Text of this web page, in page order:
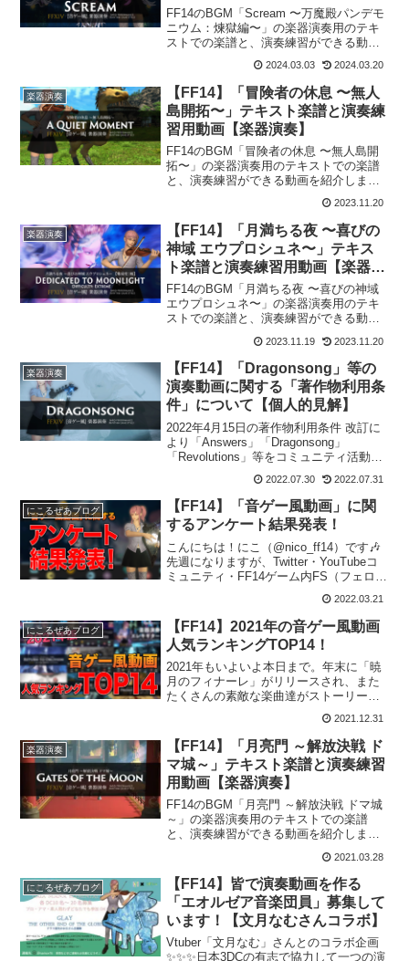
奏】
FF14のBGM「Scream 〜万魔殿パンデモ
ニウム：煉獄編〜」の楽器演奏用のテキ
ストでの楽譜と、演奏練習ができる動画
“Scream” Bard Performance. Pl...
2024.03.03 2024.03.20
楽器演奏
【FF14】「冒険者の休息 〜無人
島開拓〜」テキスト楽譜と演奏練
習用動画【楽器演奏】
FF14のBGM「冒険者の休息 〜無人島開
拓〜」の楽器演奏用のテキストでの楽譜
と、演奏練習ができる動画を紹介しま
す。This is the score for “A Quiet
Moment” Bard Performance. Pleas...
2023.11.20
楽器演奏
【FF14】「月満ちる夜 〜喜びの
神域 エウプロシュネ〜」テキス
ト楽譜と演奏練習用動画【楽器演
奏】
FF14のBGM「月満ちる夜 〜喜びの神域
エウプロシュネ〜」の楽器演奏用のテキ
ストでの楽譜と、演奏練習ができる動画
“Dedicated to Moonlight” Bard P...
2023.11.19 2023.11.20
楽器演奏
【FF14】「Dragonsong」等の
演奏動画に関する「著作物利用条
件」について【個人的見解】
2022年4月15日の著作物利用条件 改訂に
より「Answers」「Dragonsong」
「Revolutions」等をコミュニティ活動で
に伴い、以前よりたくさんのリクエスト
をいただいていた「Dragon...
2022.07.30 2022.07.31
にこるぜあブログ
【FF14】「音ゲー風動画」に関
するアンケート結果発表！
こんにちは！にこ（@nico_ff14）です🎶
先週になりますが、Twitter・YouTubeコ
ミュニティ・FF14ゲーム内FS（フェロー
ー風動画」に関するアンケートをとらせ
ていただきました！この記事では...
2022.03.21
にこるぜあブログ
【FF14】2021年の音ゲー風動画
人気ランキングTOP14！
2021年もいよいよ本日まで。年末に「暁
月のフィナーレ」がリリースされ、また
たくさんの素敵な楽曲達がストーリーを
かと思います🎶この記事では、私の運営
しているYouTubeチャンネル「Nicorzea
Ga...
2021.12.31
楽器演奏
【FF14】「月亮門 ～解放決戦 ド
マ城～」テキスト楽譜と演奏練習
用動画【楽器演奏】
FF14のBGM「月亮門 ～解放決戦 ドマ城
～」の楽器演奏用のテキストでの楽譜
と、演奏練習ができる動画を紹介しま
Moon” Bard Performance. Pl... 2021.03.28
にこるぜあブログ
【FF14】皆で演奏動画を作る
「エオルゼア音楽団員」募集して
います！【文月なむさんコラボ】
Vtuber「文月なむ」さんとのコラボ企画
✨✨✨日本3DCの有志で協力して一つの演